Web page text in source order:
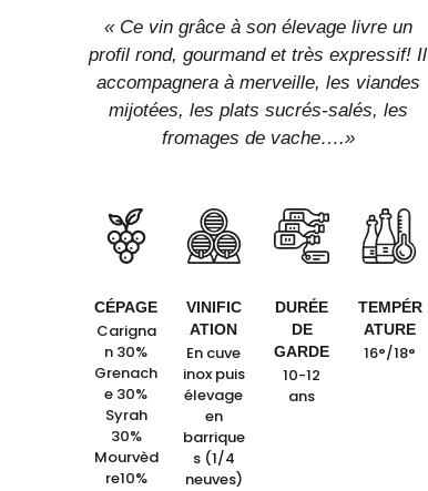
« Ce vin grâce à son élevage livre un
profil rond, gourmand et très expressif! Il
accompagnera à merveille, les viandes
mijotées, les plats sucrés-salés, les
fromages de vache….»
CÉPAGE
Carigna
n 30%
Grenach
e 30%
Syrah
30%
Mourvèd
re10%
VINIFIC
ATION
En cuve
inox puis
élevage
en
barrique
s (1/4
neuves)
DURÉE
DE
GARDE
10-12
ans
TEMPÉR
ATURE
16°/18°